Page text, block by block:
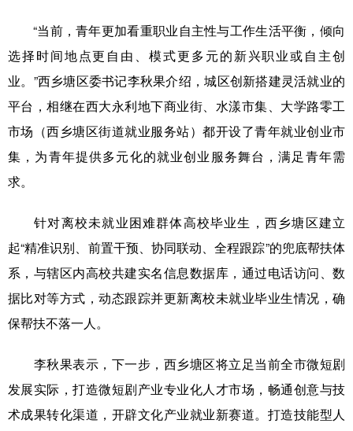
“当前，青年更加看重职业自主性与工作生活平衡，倾向
选择时间地点更自由、模式更多元的新兴职业或自主创
业。”西乡塘区委书记李秋果介绍，城区创新搭建灵活就业的
平台，相继在西大永利地下商业街、水漾市集、大学路零工
市场（西乡塘区街道就业服务站）都开设了青年就业创业市
集，为青年提供多元化的就业创业服务舞台，满足青年需
求。
针对离校未就业困难群体高校毕业生，西乡塘区建立
起“精准识别、前置干预、协同联动、全程跟踪”的兜底帮扶体
系，与辖区内高校共建实名信息数据库，通过电话访问、数
据比对等方式，动态跟踪并更新离校未就业毕业生情况，确
保帮扶不落一人。
李秋果表示，下一步，西乡塘区将立足当前全市微短剧
发展实际，打造微短剧产业专业化人才市场，畅通创意与技
术成果转化渠道，开辟文化产业就业新赛道。打造技能型人